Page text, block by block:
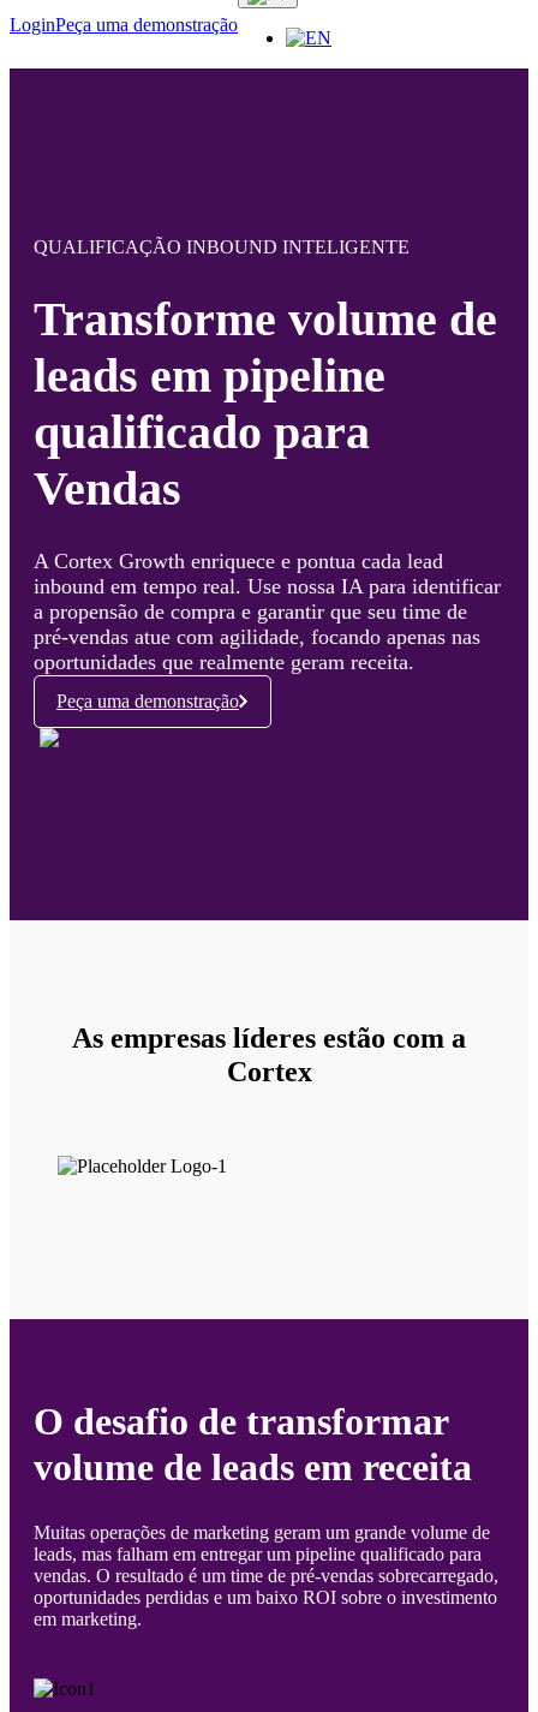
LoginPeça uma demonstração
QUALIFICAÇÃO INBOUND INTELIGENTE
Transforme volume de
leads em pipeline
qualificado para
Vendas
A Cortex Growth enriquece e pontua cada lead
inbound em tempo real. Use nossa IA para identificar
a propensão de compra e garantir que seu time de
pré-vendas atue com agilidade, focando apenas nas
oportunidades que realmente geram receita.
Peça uma demonstração
As empresas líderes estão com a
Cortex
O desafio de transformar
volume de leads em receita
Muitas operações de marketing geram um grande volume de
leads, mas falham em entregar um pipeline qualificado para
vendas. O resultado é um time de pré-vendas sobrecarregado,
oportunidades perdidas e um baixo ROI sobre o investimento
em marketing.